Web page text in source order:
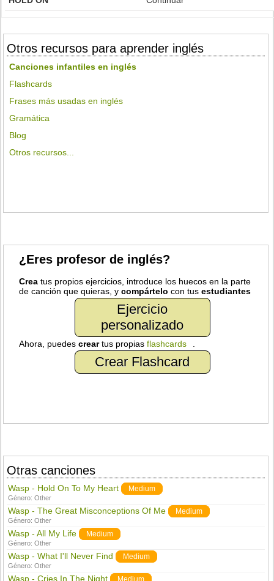
Otros recursos para aprender inglés
Canciones infantiles en inglés
Flashcards
Frases más usadas en inglés
Gramática
Blog
Otros recursos...
¿Eres profesor de inglés?
Crea tus propios ejercicios, introduce los huecos en la parte
de canción que quieras, ycompártelo con tusestudiantes
Ejercicio
personalizado
Ahora, puedescreartus propiasflashcards
Crear Flashcard
Otras canciones
Wasp - Hold On To My Heart Medium
Género:Other
Wasp - The Great Misconceptions Of Me Medium
Género:Other
Wasp - All My Life Medium
Género:Other
Wasp - What I'll Never Find Medium
Género:Other
Wasp - Cries In The Night Medium